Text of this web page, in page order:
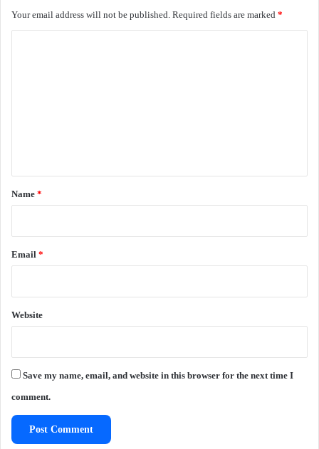
Your email address will not be published. Required fields are marked *
*
Name *
Email *
Website
Save my name, email, and website in this browser for the next time I
comment.